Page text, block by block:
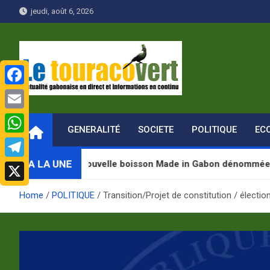
to
jeudi, août 6, 2026
Le Touraco vert
Actualité gabonaise en direct et Informations en continu
GENERALITÉ SOCIETE POLITIQUE
A LA UNE
une nouvelle boisson Made in Gabon dénommée « Jugab »
Home POLITIQUE Transition/Projet de constitution /
F
a
c
b
o
E
m
a
W
h
a
T
e